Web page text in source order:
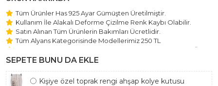
Tüm Ürünler Has 925 Ayar Gümüşten Üretilmiştir.
Kullanım İle Alakalı Deforme Çizilme Renk Kaybı Olabilir.
Satın Alınan Tüm Ürünlerin Bakımları Ücretlidir.
Tüm Alyans Kategorisinde Modellerimiz 250 TL
Beştaş Tektaş Kolye ve Bileklik Modellerimiz 150 TL Sabit Ücret
ile Hareket Edilmektedir.
SEPETE BUNU DA EKLE
Kişiye özel toprak rengi ahşap kolye kutusu